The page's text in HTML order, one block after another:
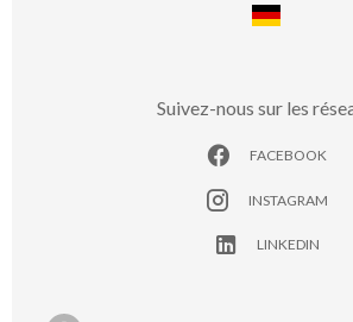
Suivez-nous sur les
FACEBOOK
INSTAGRAM
LINKEDIN